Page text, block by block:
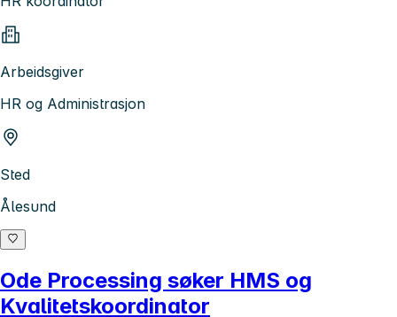
Arbeidsgiver
HR og Administrasjon
Sted
Ålesund
Ode Processing søker HMS og
Kvalitetskoordinator